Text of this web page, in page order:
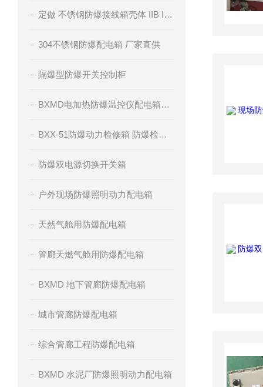
定做 不锈钢防爆接线箱壳体 IIB IIC级
304不锈钢防爆配电箱 厂家直供
隔爆型防爆开关控制柜
BXMD电加热防爆温控仪配电箱订做
BXX-51防爆动力检修箱 防爆检修插座箱
防爆双电源切换开关箱
户外现场防爆照明动力配电箱
天然气舱用防爆配电箱
管廊天燃气舱用防爆配电箱
BXMD 地下管廊防爆配电箱
城市管廊防爆配电箱
综合管廊工程防爆配电箱
BXMD 水泥厂防爆照明动力配电箱